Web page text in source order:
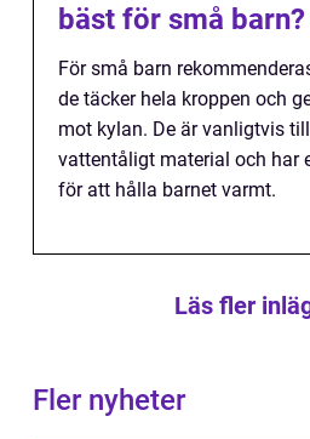
bäst för små barn?
För små barn
de täcker hela kroppen och
mot kylan. De är vanligtvis
vattentåligt material och har
för att hålla barnet varmt.
Läs fler
Fler nyheter